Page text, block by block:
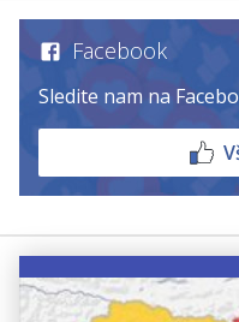
Facebook
Sledite nam na